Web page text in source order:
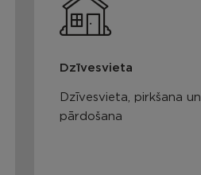
Dzīvesvieta
Dzīvesvieta, pirkšana un
pārdošana